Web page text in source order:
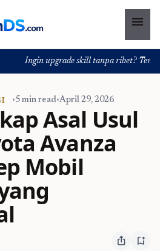
menu
Ingin upgrade skill tanpa ribet?
•5 min read•April 29, 2026
Asal Usul
Avanza
Mobil
ios_share bookmark_add